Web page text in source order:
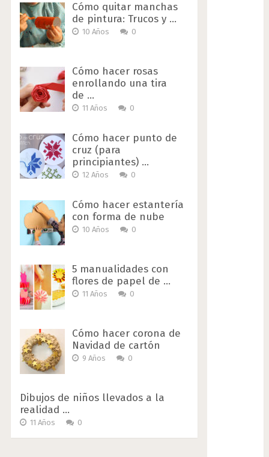
Cómo quitar manchas
de pintura: Trucos y …
10 Años 0
Cómo hacer rosas
enrollando una tira
de …
11 Años 0
Cómo hacer punto de
cruz (para
principiantes) …
12 Años 0
Cómo hacer estantería
con forma de nube
10 Años 0
5 manualidades con
flores de papel de …
11 Años 0
Cómo hacer corona de
Navidad de cartón
9 Años 0
Dibujos de niños llevados a la
realidad …
11 Años 0